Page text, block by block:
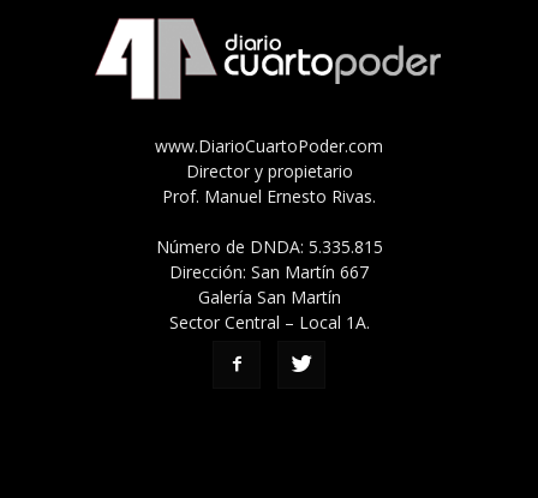
www.DiarioCuartoPoder.com
Director y propietario
Prof. Manuel Ernesto Rivas.
Número de DNDA: 5.335.815
Dirección: San Martín 667
Galería San Martín
Sector Central – Local 1A.